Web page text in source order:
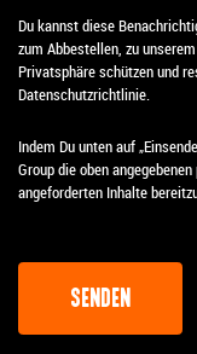
Du kannst diese
zum Abbestellen, zu
Privatsphäre schützen und
Datenschutzrichtlinie.
Indem Du unten auf
Group die oben
angeforderten Inhalte